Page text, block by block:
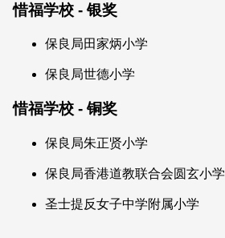
惜福学校 - 银奖
保良局田家炳小学
保良局世德小学
惜福学校 - 铜奖
保良局朱正贤小学
保良局香港道教联合会圆玄小学
圣士提反女子中学附属小学